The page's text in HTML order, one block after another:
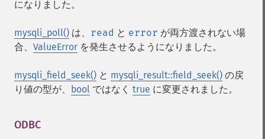
になりました。
mysqli_poll() は、 read と error が両方渡されない場
合、 ValueError を発生させるようになりました。
mysqli_field_seek() と mysqli_result::field_seek() の戻
り値の型が、 bool ではなく true に変更されました。
ODBC